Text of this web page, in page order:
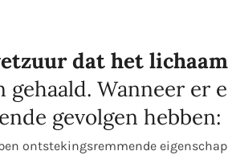
dat het
Wanneer er
gevolgen hebben:
ontstekingsremmende